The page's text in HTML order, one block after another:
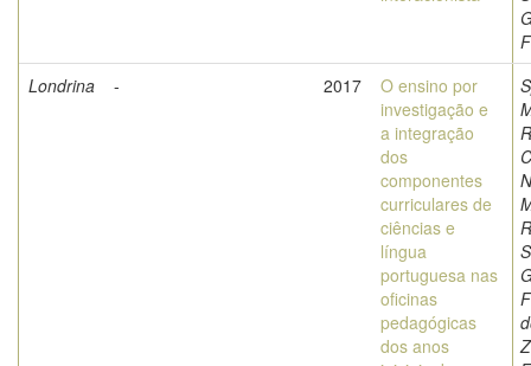
Londrina
- 2017
O ensino por
investigação e
a integração
dos
componentes
curriculares de
ciências e
língua
portuguesa nas
oficinas
pedagógicas
dos anos